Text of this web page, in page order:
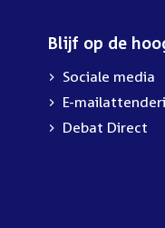
Blijf op de
Sociale media
E-
Debat Direct